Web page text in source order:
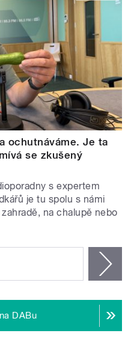
ochutnáváme. Je ta
se zkušený
s expertem
je tu spolu s námi
na chalupě nebo
DABu